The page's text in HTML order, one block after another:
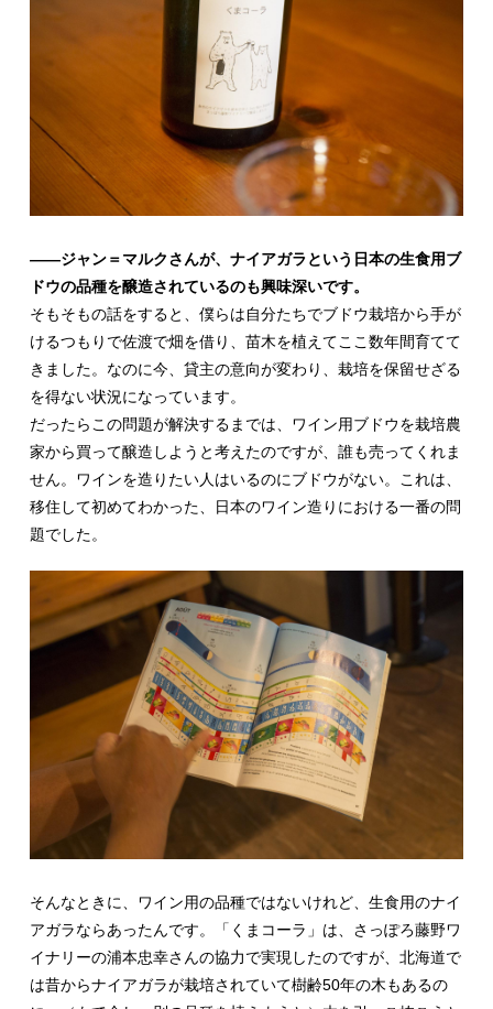
――ジャン＝マルクさんが、ナイアガラという日本の生食用ブ
ドウの品種を醸造されているのも興味深いです。
そもそもの話をすると、僕らは自分たちでブドウ栽培から手が
けるつもりで佐渡で畑を借り、苗木を植えてここ数年間育てて
きました。なのに今、貸主の意向が変わり、栽培を保留せざる
を得ない状況になっています。
だったらこの問題が解決するまでは、ワイン用ブドウを栽培農
家から買って醸造しようと考えたのですが、誰も売ってくれま
せん。ワインを造りたい人はいるのにブドウがない。これは、
移住して初めてわかった、日本のワイン造りにおける一番の問
題でした。
そんなときに、ワイン用の品種ではないけれど、生食用のナイ
アガラならあったんです。「くまコーラ」は、さっぽろ藤野ワ
イナリーの浦本忠幸さんの協力で実現したのですが、北海道で
は昔からナイアガラが栽培されていて樹齢50年の木もあるの